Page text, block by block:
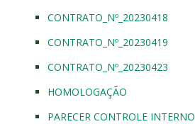
CONTRATO_Nº_20230418
CONTRATO_Nº_20230419
CONTRATO_Nº_20230423
HOMOLOGAÇÃO
PARECER CONTROLE INTERNO